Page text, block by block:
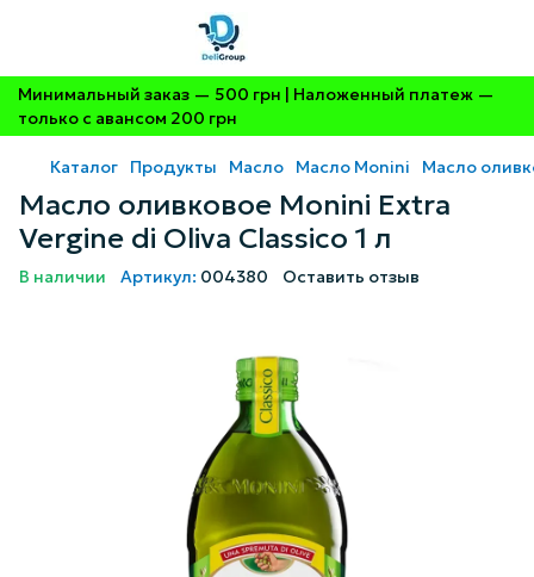
Минимальный заказ — 500 грн | Наложенный платеж —
только с авансом 200 грн
Каталог Продукты Масло Масло Monini Масло
Масло оливковое Monini Extra
Vergine di Oliva Classico 1 л
В наличии Артикул: 004380 Оставить отзыв